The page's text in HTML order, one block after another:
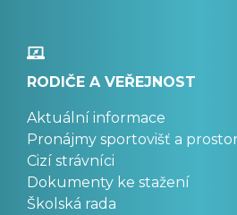
RODIČE A VEŘEJNOST
Aktuální informace
Pronájmy sportovišť a prostor
Cizí strávníci
Dokumenty ke stažení
Školská rada